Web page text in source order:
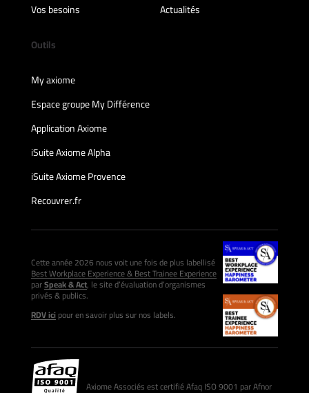
Vos besoins
Actualités
Outils
My axiome
Espace groupe My Différence
Application Axiome
iSuite Axiome Alpha
iSuite Axiome Provence
Recouvrer.fr
Cette année 2026 nous voit une fois de plus labellisé
Best Workplace Experience & Best Trainee Experience
parSpeak & Act, le site d’évaluation d’organismes
privés & publics.
RDV icipour en savoir plus sur nos labels.
Axiome Associés est certifié Afaq ISO 9001 par Afnor